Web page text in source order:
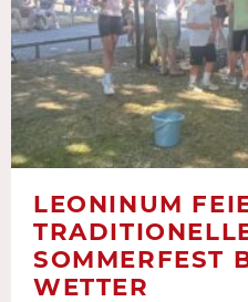
LEONINUM
SOMMERFEST
WETTER